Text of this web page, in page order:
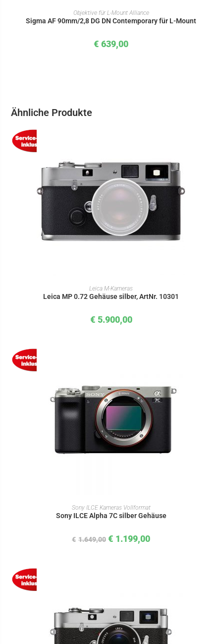
IN DEN WARENKORB
Objektive für L-Mount Alliance
Sigma AF 90mm/2,8 DG DN Contemporary für L-Mount
€ 639,00
Ähnliche Produkte
IN DEN WARENKORB
Leica M-Kameras
Leica MP 0.72 Gehäuse silber, ArtNr. 10301
€ 5.900,00
IN DEN WARENKORB
Sony ILCE Kameras Vollformat
Sony ILCE Alpha 7C silber Gehäuse
€ 1.649,00 € 1.199,00